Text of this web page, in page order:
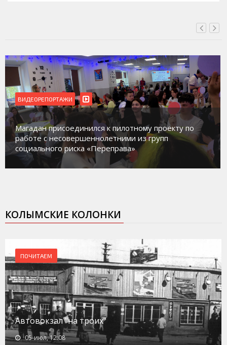
ВИДЕОРЕПОРТАЖИ
Магадан присоединился к пилотному проекту по
работе с несовершеннолетними из групп
социального риска «Переправа»
КОЛЫМСКИЕ КОЛОНКИ
ПОЧИТАЕМ
Автовокзал "на троих"
05-июл, 12:08